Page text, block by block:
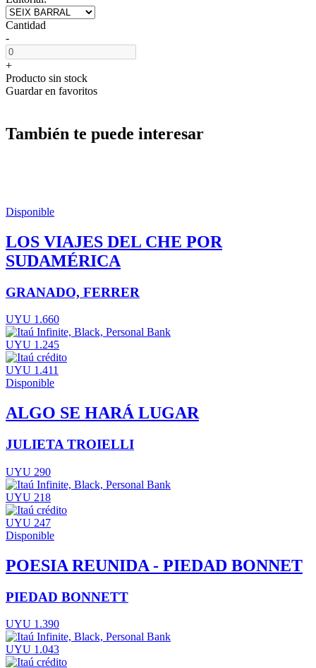
Cantidad
-
+
Producto sin stock
Guardar en favoritos
También te puede interesar
Disponible
LOS VIAJES DEL CHE POR
SUDAMÉRICA
GRANADO, FERRER
UYU 1.660
UYU 1.245
UYU 1.411
Disponible
ALGO SE HARÁ LUGAR
JULIETA TROIELLI
UYU 290
UYU 218
UYU 247
Disponible
POESIA REUNIDA - PIEDAD BONNET
PIEDAD BONNETT
UYU 1.390
UYU 1.043